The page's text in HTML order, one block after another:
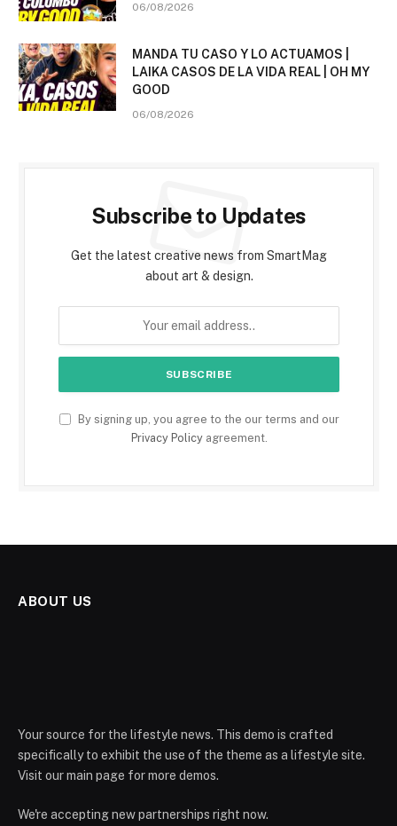
06/08/2026
MANDA TU CASO Y LO ACTUAMOS |
LAIKA CASOS DE LA VIDA REAL | OH MY
GOOD
06/08/2026
Subscribe to Updates
Get the latest creative news from SmartMag
about art & design.
By signing up, you agree to the our terms and our
Privacy Policyagreement.
ABOUT US
Your source for the lifestyle news. This demo is crafted
specifically to exhibit the use of the theme as a lifestyle site.
Visit our main page for more demos.
We're accepting new partnerships right now.